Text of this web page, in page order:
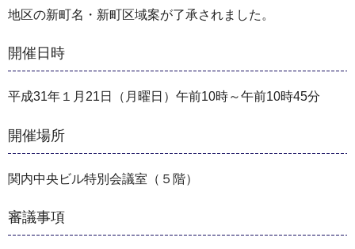
地区の新町名・新町区域案が了承されました。
開催日時
平成31年１月21日（月曜日）午前10時～午前10時45分
開催場所
関内中央ビル特別会議室（５階）
審議事項